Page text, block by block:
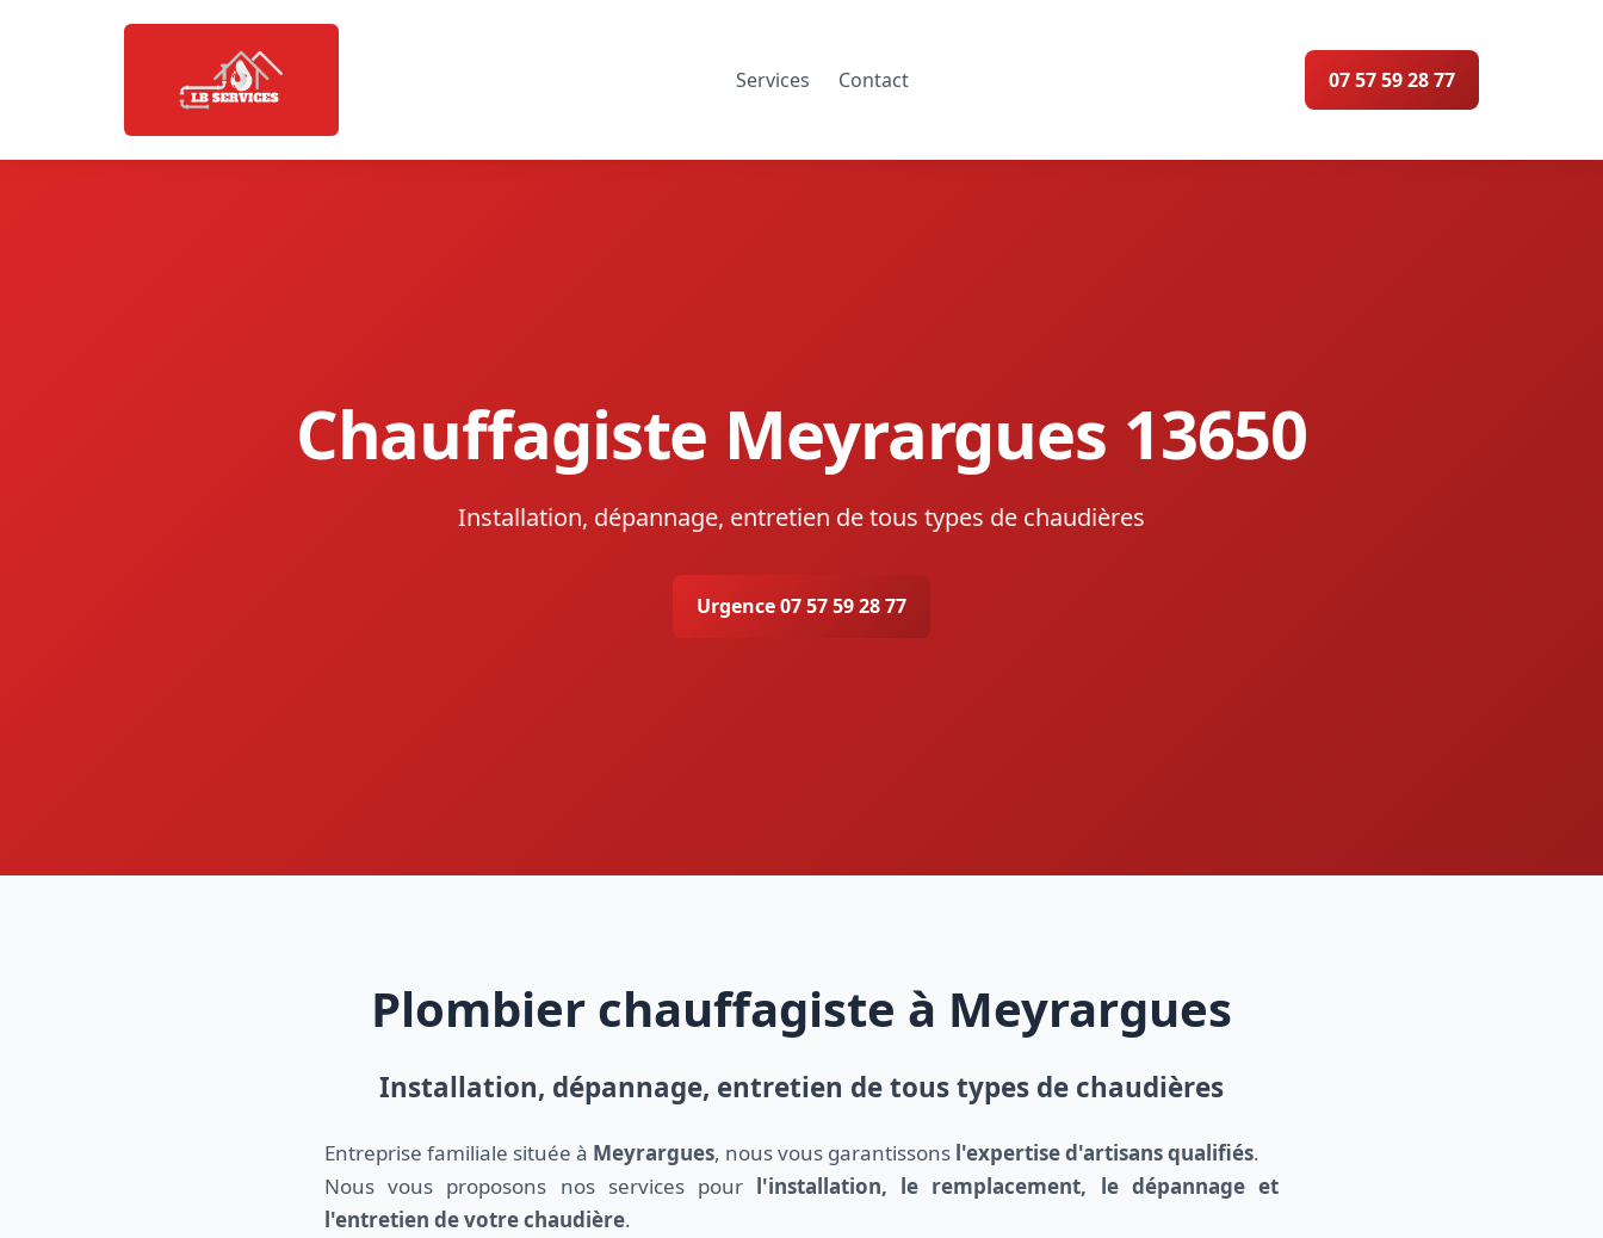
Services Contact 07 57 59 28 77
Chauffagiste Meyrargues 13650
Installation, dépannage, entretien de tous types de chaudières
Urgence 07 57 59 28 77
Plombier chauffagiste à Meyrargues
Installation, dépannage, entretien de tous types de chaudières
Entreprise familiale située à Meyrargues, nous vous garantissons l'expertise d'artisans qualifiés.
Nous vous proposons nos services pour l'installation, le remplacement, le dépannage et
l'entretien de votre chaudière.